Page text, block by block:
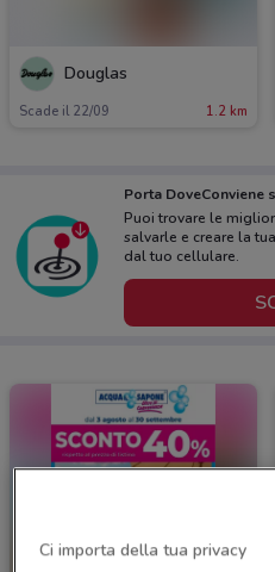
Douglas
Scade il 22/09 1.2 km
Porta DoveConviene
Puoi trovare le
salvarle e creare la
dal tuo cellulare.
Ci importa della tua privacy